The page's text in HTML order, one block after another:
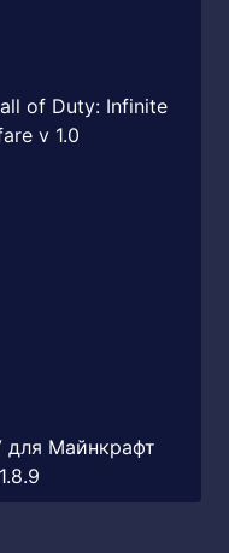
of Duty: Infinite
v 1.0
для Майнкрафт
1.8.9